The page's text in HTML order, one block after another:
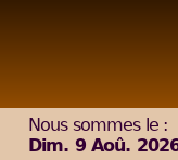
Nous sommes le :
Dim. 9 Aoû.